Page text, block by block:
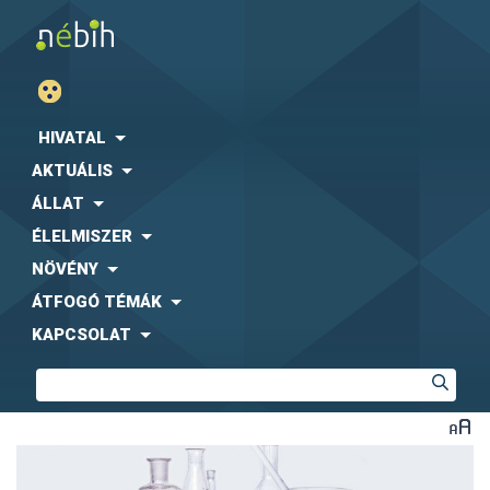
HIVATAL
AKTUÁLIS
ÁLLAT
ÉLELMISZER
NÖVÉNY
ÁTFOGÓ TÉMÁK
KAPCSOLAT